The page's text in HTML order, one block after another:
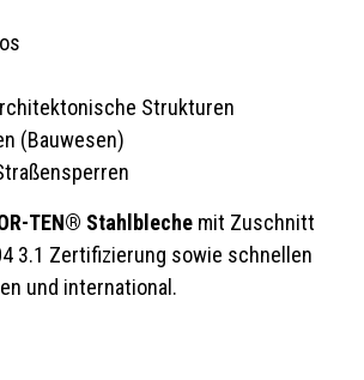
Strukturen
(Bauwesen)
TEN® Stahlbleche mit Zuschnitt
3.1 Zertifizierung sowie schnellen
und international.